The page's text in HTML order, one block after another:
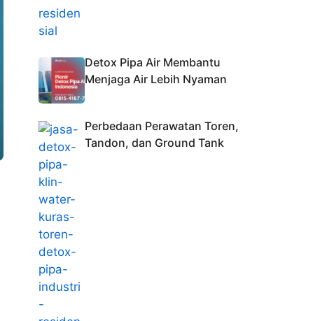
Detox Pipa Air Membantu
Menjaga Air Lebih Nyaman
Perbedaan Perawatan Toren,
Tandon, dan Ground Tank